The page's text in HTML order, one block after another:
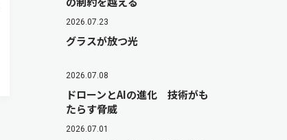
2026.07.23
グラスが放つ光
2026.07.08
ドローンとAIの進化 技術がも
たらす脅威
2026.07.01